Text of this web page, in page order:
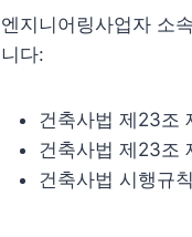
엔지니어링사업자 소
니다:
건축사법 제23조
건축사법 제23조
건축사법 시행규